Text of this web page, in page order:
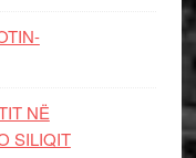
NË
SILIQIT